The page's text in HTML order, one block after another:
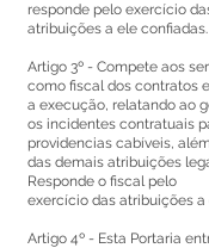
responde pelo exercício
atribuições a ele confiadas.
Artigo 3º - Compete aos
como fiscal dos contratos
a execução, relatando ao
os incidentes contratuais
providencias cabíveis,
das demais atribuições
Responde o fiscal pelo
exercício das atribuições a
Artigo 4º - Esta Portaria